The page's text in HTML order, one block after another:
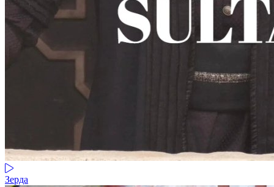
Зерда